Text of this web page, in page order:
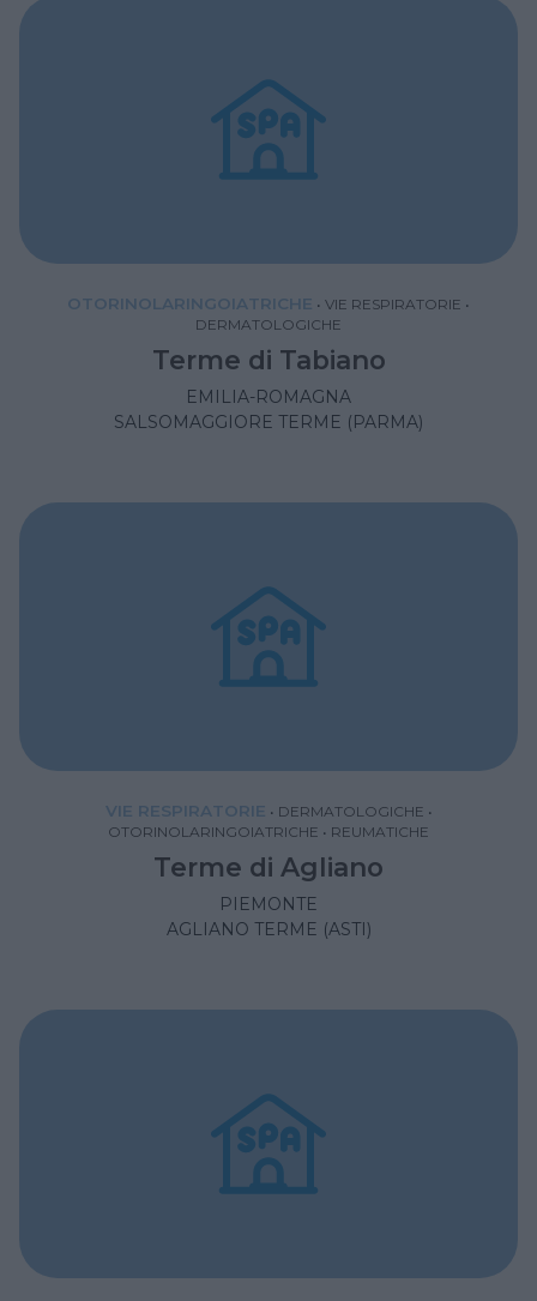
OTORINOLARINGOIATRICHE • VIE RESPIRATORIE •
DERMATOLOGICHE
Terme di Tabiano
EMILIA-ROMAGNA
SALSOMAGGIORE TERME (PARMA)
VIE RESPIRATORIE • DERMATOLOGICHE •
OTORINOLARINGOIATRICHE • REUMATICHE
Terme di Agliano
PIEMONTE
AGLIANO TERME (ASTI)